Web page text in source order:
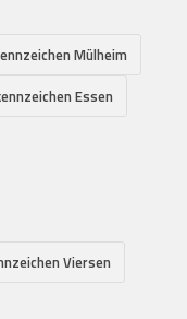
Mülheim
Essen
Viersen